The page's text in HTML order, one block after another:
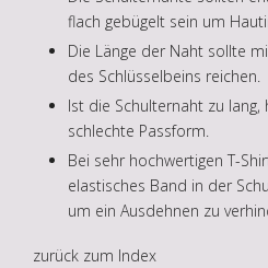
flach gebügelt sein um
Die Länge der Naht sollte
des Schlüsselbeins reichen.
Ist die Schulternaht zu
schlechte Passform.
Bei sehr hochwertigen T-
elastisches Band in der
um ein Ausdehnen zu
zurück zum Index